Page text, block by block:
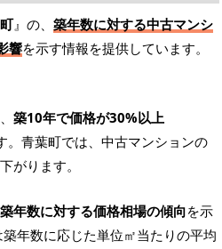
』の、 築年数に対する中古マンシ
響を示す情報を提供しています。
築10年で価格が30%以上
。青葉町では、中古マンションの
がります。
築年数に対する価格相場の傾向を示
年数に応じた単位㎡当たりの平均